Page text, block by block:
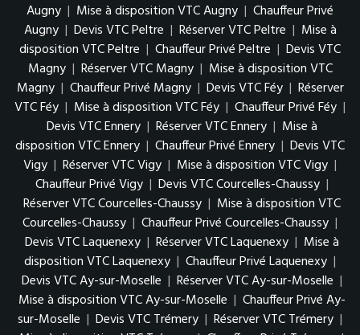
Augny | Mise à disposition VTC Augny | Chauffeur Privé
Augny | Devis VTC Peltre | Réserver VTC Peltre | Mise à
disposition VTC Peltre | Chauffeur Privé Peltre | Devis VTC
Magny | Réserver VTC Magny | Mise à disposition VTC
Magny | Chauffeur Privé Magny | Devis VTC Féy | Réserver
VTC Féy | Mise à disposition VTC Féy | Chauffeur Privé Féy |
Devis VTC Ennery | Réserver VTC Ennery | Mise à
disposition VTC Ennery | Chauffeur Privé Ennery | Devis VTC
Vigy | Réserver VTC Vigy | Mise à disposition VTC Vigy |
Chauffeur Privé Vigy | Devis VTC Courcelles-Chaussy |
Réserver VTC Courcelles-Chaussy | Mise à disposition VTC
Courcelles-Chaussy | Chauffeur Privé Courcelles-Chaussy |
Devis VTC Laquenexy | Réserver VTC Laquenexy | Mise à
disposition VTC Laquenexy | Chauffeur Privé Laquenexy |
Devis VTC Ay-sur-Moselle | Réserver VTC Ay-sur-Moselle |
Mise à disposition VTC Ay-sur-Moselle | Chauffeur Privé Ay-
sur-Moselle | Devis VTC Trémery | Réserver VTC Trémery |